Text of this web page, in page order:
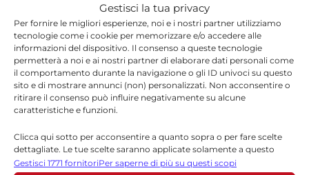
Gestisci la tua privacy
Per fornire le migliori esperienze, noi e i nostri partner utilizziamo
tecnologie come i cookie per memorizzare e/o accedere alle
informazioni del dispositivo. Il consenso a queste tecnologie
permetterà a noi e ai nostri partner di elaborare dati personali come
il comportamento durante la navigazione o gli ID univoci su questo
sito e di mostrare annunci (non) personalizzati. Non acconsentire o
ritirare il consenso può influire negativamente su alcune
caratteristiche e funzioni.
Clicca qui sotto per acconsentire a quanto sopra o per fare scelte
dettagliate. Le tue scelte saranno applicate solamente a questo
sito. È possibile modificare le impostazioni in qualsiasi momento,
Gestisci 1771 fornitoriPer saperne di più su questi scopi
Nome*